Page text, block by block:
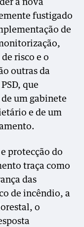
à nova
fustigado
de
risco e o
outras da
que
um gabinete
e de um
protecção do
traça como
das
de incêndio, a
o